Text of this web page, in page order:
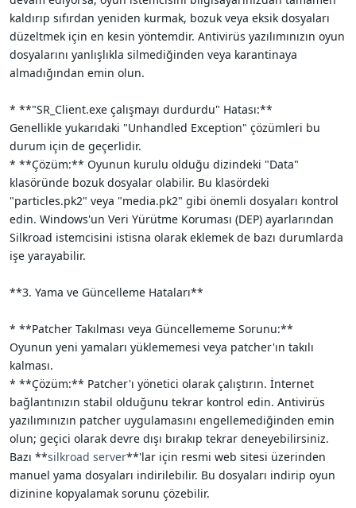
kaldırıp sıfırdan yeniden kurmak, bozuk veya eksik dosyaları
düzeltmek için en kesin yöntemdir. Antivirüs yazılımınızın oyun
dosyalarını yanlışlıkla silmediğinden veya karantinaya
almadığından emin olun.
* **"SR_Client.exe çalışmayı durdurdu" Hatası:**
Genellikle yukarıdaki "Unhandled Exception" çözümleri bu
durum için de geçerlidir.
* **Çözüm:** Oyunun kurulu olduğu dizindeki "Data"
klasöründe bozuk dosyalar olabilir. Bu klasördeki
"particles.pk2" veya "media.pk2" gibi önemli dosyaları kontrol
edin. Windows'un Veri Yürütme Koruması (DEP) ayarlarından
Silkroad istemcisini istisna olarak eklemek de bazı durumlarda
işe yarayabilir.
**3. Yama ve Güncelleme Hataları**
* **Patcher Takılması veya Güncellememe Sorunu:**
Oyunun yeni yamaları yüklememesi veya patcher'ın takılı
kalması.
* **Çözüm:** Patcher'ı yönetici olarak çalıştırın. İnternet
bağlantınızın stabil olduğunu tekrar kontrol edin. Antivirüs
yazılımınızın patcher uygulamasını engellemediğinden emin
olun; geçici olarak devre dışı bırakıp tekrar deneyebilirsiniz.
Bazı **silkroad server**'lar için resmi web sitesi üzerinden
manuel yama dosyaları indirilebilir. Bu dosyaları indirip oyun
dizinine kopyalamak sorunu çözebilir.